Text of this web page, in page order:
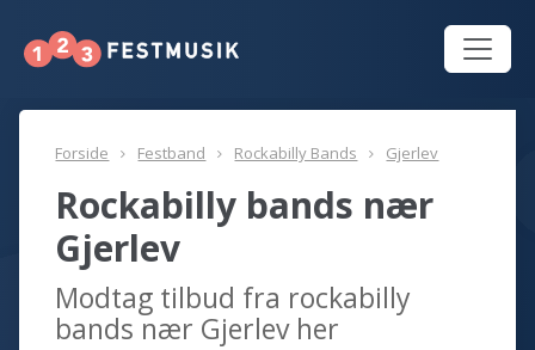
Forside Festband Rockabilly Bands Gjerlev
Rockabilly bands nær
Gjerlev
Modtag tilbud fra rockabilly
bands nær Gjerlev her